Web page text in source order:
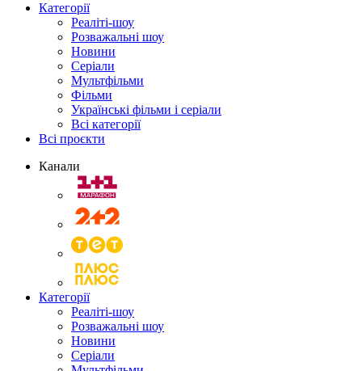
Категорії
Реаліті-шоу
Розважальні шоу
Новини
Серіали
Мультфільми
Фільми
Українські фільми і серіали
Всі категорії
Всі проєкти
Канали
Категорії
Реаліті-шоу
Розважальні шоу
Новини
Серіали